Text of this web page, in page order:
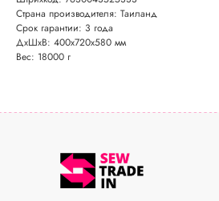
Страна производителя: Таиланд
Срок гарантии: 3 года
ДxШxВ: 400x720x580 мм
Вес: 18000 г